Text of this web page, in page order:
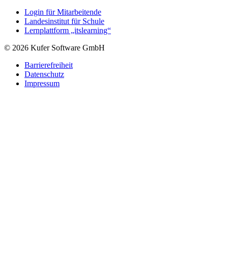
Login für Mitarbeitende
Landesinstitut für Schule
Lernplattform „itslearning“
© 2026 Kufer Software GmbH
Barrierefreiheit
Datenschutz
Impressum